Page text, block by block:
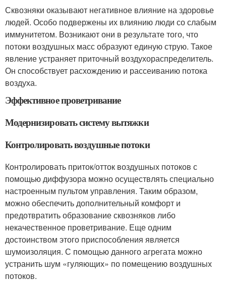
Сквозняки оказывают негативное влияние на здоровье
людей. Особо подвержены их влиянию люди со слабым
иммунитетом. Возникают они в результате того, что
потоки воздушных масс образуют единую струю. Такое
явление устраняет приточный воздухораспределитель.
Он способствует расхождению и рассеиванию потока
воздуха.
Эффективное проветривание
Модернизировать систему вытяжки
Контролировать воздушные потоки
Контролировать приток/отток воздушных потоков с
помощью диффузора можно осуществлять специально
настроенным пультом управления. Таким образом,
можно обеспечить дополнительный комфорт и
предотвратить образование сквозняков либо
некачественное проветривание. Еще одним
достоинством этого приспособления является
шумоизоляция. С помощью данного агрегата можно
устранить шум «гуляющих» по помещению воздушных
потоков.